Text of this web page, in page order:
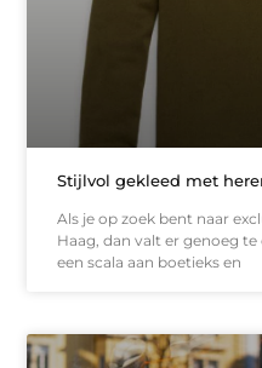
Stijlvol gekleed met
Als je op zoek bent naar
Haag, dan valt er genoeg
een scala aan boetieks en